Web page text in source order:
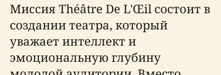
Миссия Théâtre De L'Œil состоит в
создании театра, который
уважает интеллект и
эмоциональную глубину